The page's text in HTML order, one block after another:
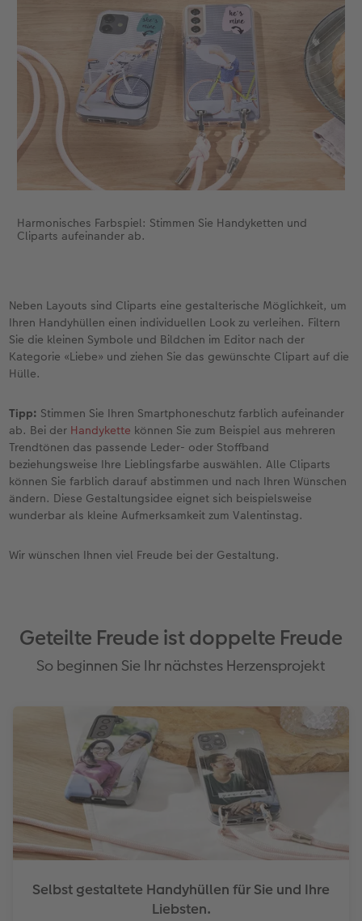
Harmonisches Farbspiel: Stimmen Sie Handyketten und
Cliparts aufeinander ab.
Neben Layouts sind Cliparts eine gestalterische Möglichkeit, um
Ihren Handyhüllen einen individuellen Look zu verleihen. Filtern
Sie die kleinen Symbole und Bildchen im Editor nach der
Kategorie «Liebe» und ziehen Sie das gewünschte Clipart auf die
Hülle.
Tipp: Stimmen Sie Ihren Smartphoneschutz farblich aufeinander
ab. Bei der Handykette können Sie zum Beispiel aus mehreren
Trendtönen das passende Leder- oder Stoffband
beziehungsweise Ihre Lieblingsfarbe auswählen. Alle Cliparts
können Sie farblich darauf abstimmen und nach Ihren Wünschen
ändern. Diese Gestaltungsidee eignet sich beispielsweise
wunderbar als kleine Aufmerksamkeit zum Valentinstag.
Wir wünschen Ihnen viel Freude bei der Gestaltung.
Geteilte Freude ist doppelte Freude
So beginnen Sie Ihr nächstes Herzensprojekt
Selbst gestaltete Handyhüllen für Sie und Ihre
Liebsten.